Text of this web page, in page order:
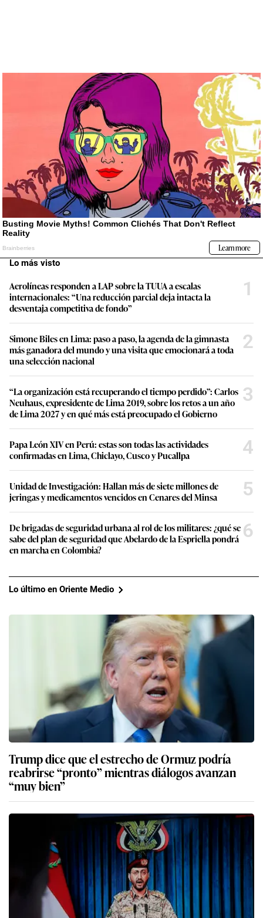
Lo más visto
Aerolíneas responden a LAP sobre la TUUA a escalas
internacionales: “Una reducción parcial deja intacta la
desventaja competitiva de fondo”
1
Simone Biles en Lima: paso a paso, la agenda de la gimnasta
más ganadora del mundo y una visita que emocionará a toda
una selección nacional
2
“La organización está recuperando el tiempo perdido”: Carlos
Neuhaus, expresidente de Lima 2019, sobre los retos a un año
de Lima 2027 y en qué más está preocupado el Gobierno
3
Papa León XIV en Perú: estas son todas las actividades
confirmadas en Lima, Chiclayo, Cusco y Pucallpa
4
Unidad de Investigación: Hallan más de siete millones de
jeringas y medicamentos vencidos en Cenares del Minsa
5
De brigadas de seguridad urbana al rol de los militares: ¿qué se
sabe del plan de seguridad que Abelardo de la Espriella pondrá
en marcha en Colombia?
6
Lo último en Oriente Medio
Trump dice que el estrecho de Ormuz podría
reabrirse “pronto” mientras diálogos avanzan
“muy bien”